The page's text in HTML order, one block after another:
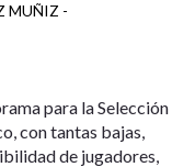
MUÑIZ -
para la Selección
con tantas bajas,
de jugadores,